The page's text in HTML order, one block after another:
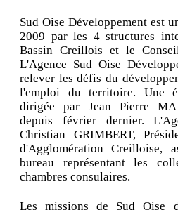
Sud Oise Développement est
2009 par les 4 structures
Bassin Creillois et le
L'Agence Sud Oise
relever les défis du
l'emploi du territoire. Une
dirigée par Jean Pierre
depuis février dernier.
Christian GRIMBERT,
d'Agglomération Creilloise,
bureau représentant les
chambres consulaires.
Les missions de Sud Oise